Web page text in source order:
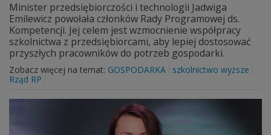
Minister przedsiębiorczości i technologii Jadwiga
Emilewicz powołała członków Rady Programowej ds.
Kompetencji. Jej celem jest wzmocnienie współpracy
szkolnictwa z przedsiębiorcami, aby lepiej dostosować
przyszłych pracowników do potrzeb gospodarki.
Zobacz więcej na temat: GOSPODARKA
szkolnictwo wyższe
Rząd RP